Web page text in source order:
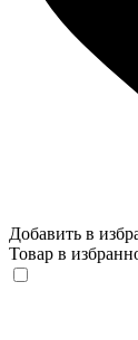
Добавить в
Товар в